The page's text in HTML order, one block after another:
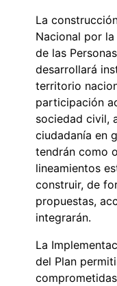
La
Nacional por
de las
desarrollará
territorio
participación
sociedad civil,
ciudadanía en
tendrán como
lineamientos
construir, de
propuestas,
integrarán.
La
del Plan